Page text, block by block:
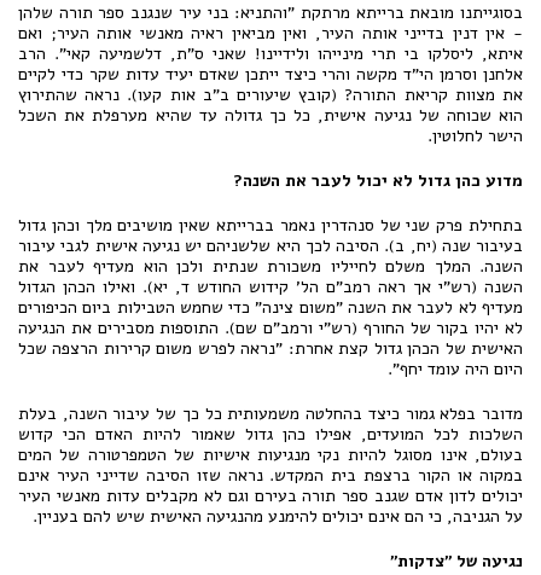
בסוגייתנו מובאת ברייתא מרתקת "והתניא: בני עיר שנגנב ספר תורה שלהן
- אין דנין בדייני אותה העיר, ואין מביאין ראיה מאנשי אותה העיר; ואם
איתא, ליסלקו בי תרי מינייהו ולידיינו! שאני ס"ת, דלשמיעה קאי". הרב
אלחנן וסרמן הי"ד מקשה והרי כיצד ייתכן שאדם יעיד עדות שקר כדי לקיים
את מצוות קריאת התורה? (קובץ שיעורים ב"ב אות קעו). נראה שהתירוץ
הוא שכוחה של נגיעה אישית, כל כך גדולה עד שהיא מערפלת את השכל
הישר לחלוטין.
מדוע כהן גדול לא יכול לעבר את השנה?
בתחילת פרק שני של סנהדרין נאמר בברייתא שאין מושיבים מלך וכהן גדול
בעיבור שנה (יח, ב). הסיבה לכך היא שלשניהם יש נגיעה אישית לגבי עיבור
השנה. המלך משלם לחייליו משכורת שנתית ולכן הוא מעדיף לעבר את
השנה (רש"י אך ראה רמב"ם הל' קידוש החודש ד, יא). ואילו הכהן הגדול
מעדיף לא לעבר את השנה "משום צינה" כדי שחמש הטבילות ביום הכיפורים
לא יהיו בקור של החורף (רש"י ורמב"ם שם). התוספות מסבירים את הנגיעה
האישית של הכהן גדול קצת אחרת: "נראה לפרש משום קרירות הרצפה שכל
היום היה עומד יחף".
מדובר בפלא גמור כיצד בהחלטה משמעותית כל כך של עיבור השנה, בעלת
השלכות לכל המועדים, אפילו כהן גדול שאמור להיות האדם הכי קדוש
בעולם, אינו מסוגל להיות נקי מנגיעות אישיות של הטמפרטורה של המים
במקוה או הקור ברצפת בית המקדש. נראה שזו הסיבה שדייני העיר אינם
יכולים לדון אדם שגנב ספר תורה בעירם וגם לא מקבלים עדות מאנשי העיר
על הגניבה, כי הם אינם יכולים להימנע מהנגיעה האישית שיש להם בעניין.
נגיעה של "צדקות"